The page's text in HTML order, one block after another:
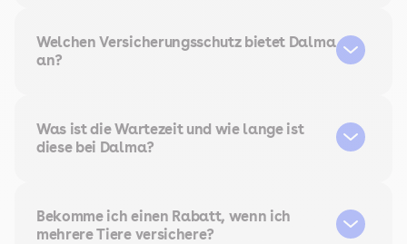
Welchen Versicherungsschutz bietet Dalma
an?
Was ist die Wartezeit und wie lange ist
diese bei Dalma?
Bekomme ich einen Rabatt, wenn ich
mehrere Tiere versichere?